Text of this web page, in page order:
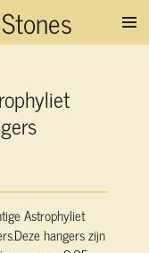
Astrophyliet
hangers zijn